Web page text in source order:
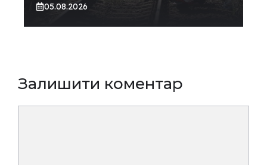
05.08.2026
Залишити коментар